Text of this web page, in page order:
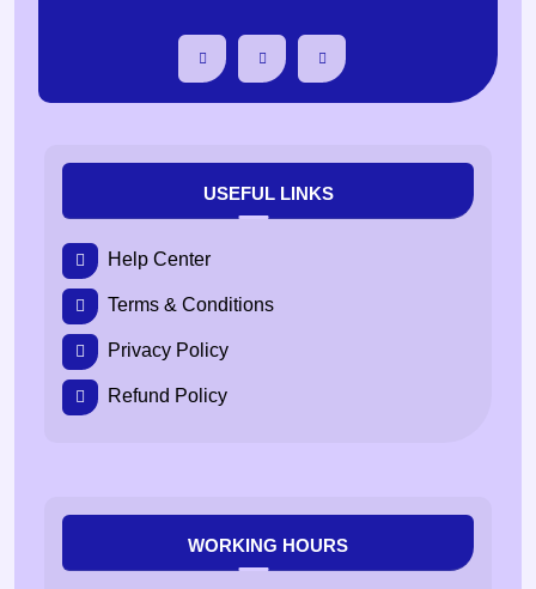
USEFUL LINKS
Help Center
Terms & Conditions
Privacy Policy
Refund Policy
WORKING HOURS